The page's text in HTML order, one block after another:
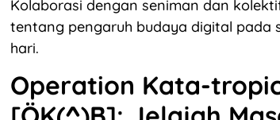
Kolaborasi dengan seniman dan
tentang pengaruh budaya digital pada
hari.
Operation Kata-